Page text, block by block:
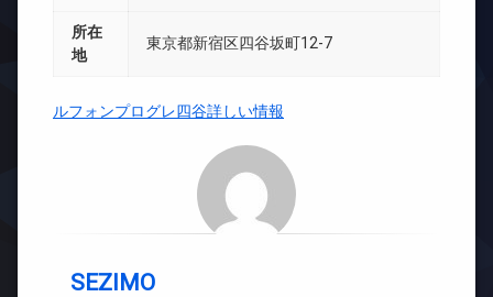
所在
地
東京都新宿区四谷坂町12-7
ルフォンプログレ四谷詳しい情報
SEZIMO